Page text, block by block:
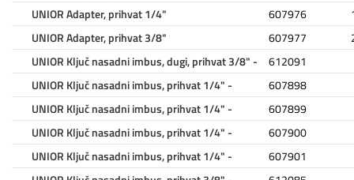
UNIOR Adapter, prihvat 1/4"
607976
UNIOR Adapter, prihvat 3/8"
607977
UNIOR Ključ nasadni imbus, dugi, prihvat 3/8" -
612091
UNIOR Ključ nasadni imbus, prihvat 1/4" -
607898
UNIOR Ključ nasadni imbus, prihvat 1/4" -
607899
UNIOR Ključ nasadni imbus, prihvat 1/4" -
607900
UNIOR Ključ nasadni imbus, prihvat 1/4" -
607901